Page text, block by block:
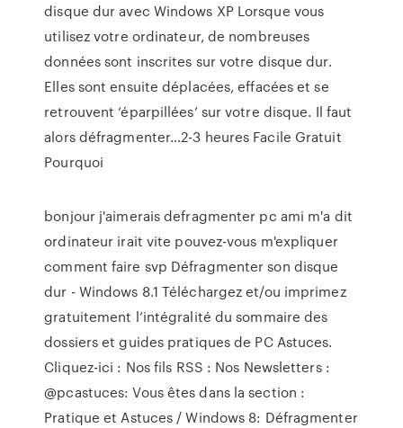
disque dur avec Windows XP Lorsque vous
utilisez votre ordinateur, de nombreuses
données sont inscrites sur votre disque dur.
Elles sont ensuite déplacées, effacées et se
retrouvent ‘éparpillées’ sur votre disque. Il faut
alors défragmenter…2-3 heures Facile Gratuit
Pourquoi
bonjour j'aimerais defragmenter pc ami m'a dit
ordinateur irait vite pouvez-vous m'expliquer
comment faire svp Défragmenter son disque
dur - Windows 8.1 Téléchargez et/ou imprimez
gratuitement l’intégralité du sommaire des
dossiers et guides pratiques de PC Astuces.
Cliquez-ici : Nos fils RSS : Nos Newsletters :
@pcastuces: Vous êtes dans la section :
Pratique et Astuces / Windows 8: Défragmenter